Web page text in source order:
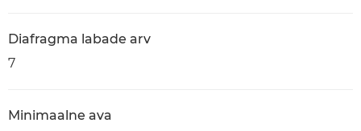
Diafragma labade arv
7
Minimaalne ava